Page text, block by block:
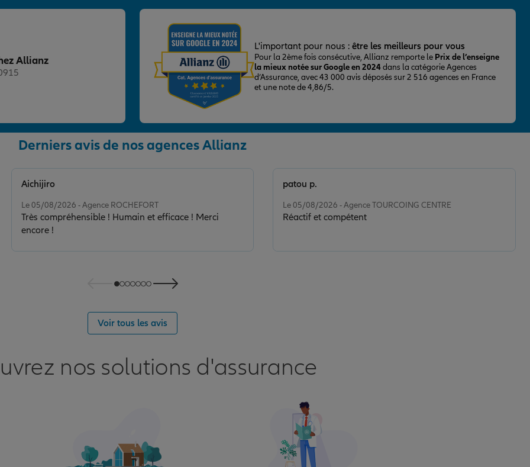
Allianz
L'important pour nous : être les meilleurs pour vous
Pour la 2ème fois consécutive, Allianz remporte le Prix de l’enseigne
la mieux notée sur Google en 2024dans la catégorie Agences
d’Assurance, avec 43 000 avis déposés sur 2 516 agences en France
et une note de 4,86/5.
Derniers avis de nos agences Allianz
Le 05/08/2026 - Agence ROCHEFORT
Très compréhensible ! Humain et efficace ! Merci
encore !
Aichijiro
Le 05/08/2026 - Agence TOURCOING CENTRE
Réactif et compétent
patou p.
Voir tous les avis
nos solutions d'assurance